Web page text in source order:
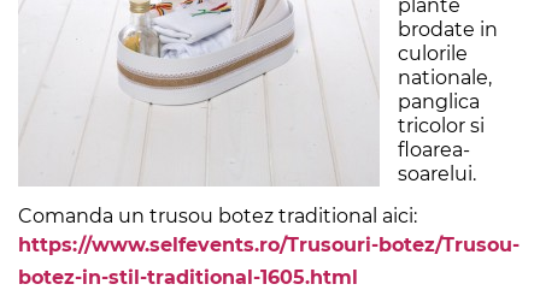
plante
brodate in
culorile
nationale,
panglica
tricolor si
floarea-
soarelui.
Comanda un trusou botez traditional aici:
https://www.selfevents.ro/Trusouri-botez/Trusou-
botez-in-stil-traditional-1605.html